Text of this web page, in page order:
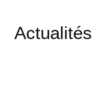
Actualités